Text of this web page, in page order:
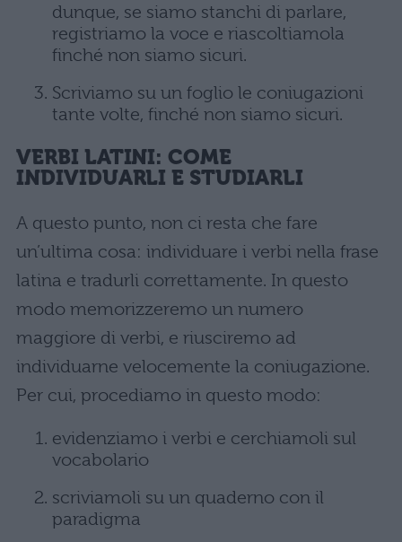
dunque, se siamo stanchi di parlare,
registriamo la voce e riascoltiamola
finché non siamo sicuri.
Scriviamo su un foglio le coniugazioni
tante volte, finché non siamo sicuri.
VERBI LATINI: COME
INDIVIDUARLI E STUDIARLI
A questo punto, non ci resta che fare
un’ultima cosa: individuare i verbi nella frase
latina e tradurli correttamente. In questo
modo memorizzeremo un numero
maggiore di verbi, e riusciremo ad
individuarne velocemente la coniugazione.
Per cui, procediamo in questo modo:
evidenziamo i verbi e cerchiamoli sul
vocabolario
scriviamoli su un quaderno con il
paradigma